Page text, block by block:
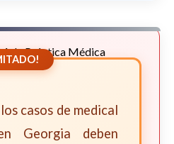
Práctica Médica
casos de medical
Georgia deben